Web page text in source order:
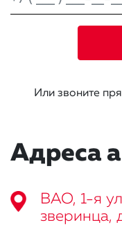
Или звоните
Адреса
ВАО, 1-я
зверинца,